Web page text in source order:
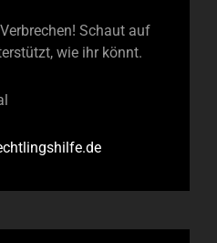
Schaut auf
wie ihr könnt.